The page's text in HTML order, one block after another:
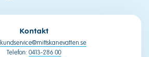
Kontakt
kundservice@mittskanevatten.se
Telefon: 0413-286 00